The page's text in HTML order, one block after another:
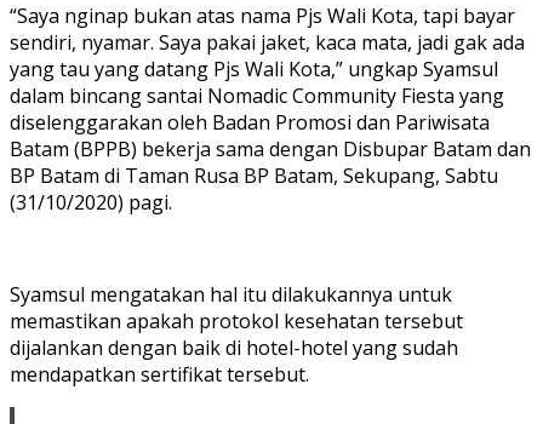
“Saya nginap bukan atas nama Pjs Wali Kota, tapi bayar
sendiri, nyamar. Saya pakai jaket, kaca mata, jadi gak ada
yang tau yang datang Pjs Wali Kota,” ungkap Syamsul
dalam bincang santai Nomadic Community Fiesta yang
diselenggarakan oleh Badan Promosi dan Pariwisata
Batam (BPPB) bekerja sama dengan Disbupar Batam dan
BP Batam di Taman Rusa BP Batam, Sekupang, Sabtu
(31/10/2020) pagi.
Syamsul mengatakan hal itu dilakukannya untuk
memastikan apakah protokol kesehatan tersebut
dijalankan dengan baik di hotel-hotel yang sudah
mendapatkan sertifikat tersebut.